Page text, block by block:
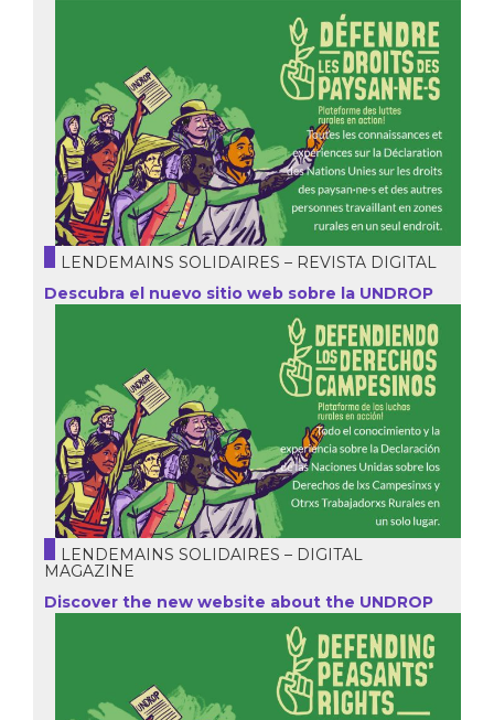
LENDEMAINS SOLIDAIRES – REVISTA DIGITAL
Descubra el nuevo sitio web sobre la UNDROP
LENDEMAINS SOLIDAIRES – DIGITAL
MAGAZINE
Discover the new website about the UNDROP